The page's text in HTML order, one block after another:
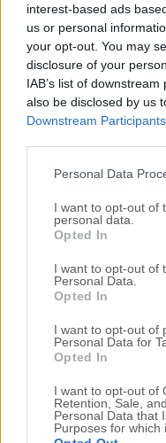
interest-based ads
us or personal
your opt-out. You may
disclosure of your
IAB’s list of
also be disclosed by us
Downstream Participants
Please note that this
not limited to your visit
grant or deny consent
use your data for below
consent section.
Personal Data
I want to opt-out of
personal data.
Opted In
I want to opt-out of
Personal Data.
Opted In
I want to opt-out of
Personal Data for
Opted In
I want to opt-out of
Retention, Sale,
Personal Data that
Purposes for which
ΔΙΕΘΝΗ
Τα διαρκείας της
Σαλάχ
10/08/2026 | 21:33:34
ΔΙΕΘΝΗ
Στην Λίβερπουλ ο Αραούχο!
10/08/2026 | 20:40:52
SUPER LEAGUE 2
10/08/2026 | 20:31:48
Την Τετάρτη η κηδεία
Νεκροταφείο -Η επιθυμία
SUPER LEAGUE
ΠΑΟΚ: Φέρνει φορ που
10/08/2026 | 19:59:38
ΔΙΕΘΝΗ
Νίστρουπ: «Ο Λιβάι